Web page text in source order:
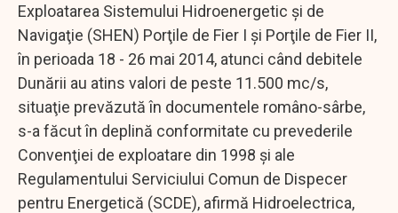
Exploatarea Sistemului Hidroenergetic şi de
Navigaţie (SHEN) Porţile de Fier I şi Porţile de Fier II,
în perioada 18 - 26 mai 2014, atunci când debitele
Dunării au atins valori de peste 11.500 mc/s,
situaţie prevăzută în documentele româno-sârbe,
s-a făcut în deplină conformitate cu prevederile
Convenţiei de exploatare din 1998 şi ale
Regulamentului Serviciului Comun de Dispecer
pentru Energetică (SCDE), afirmă Hidroelectrica,